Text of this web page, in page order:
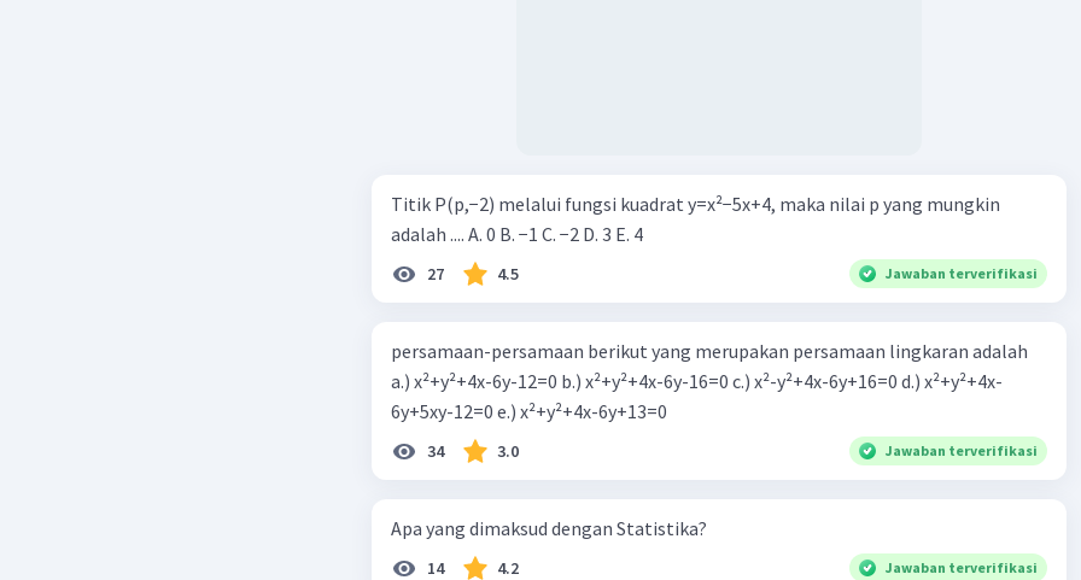
Titik P(p,−2) melalui fungsi kuadrat y=x²−5x+4, maka nilai p yang mungkin
adalah .... A. 0 B. −1 C. −2 D. 3 E. 4
27 4.5 Jawaban terverifikasi
persamaan-persamaan berikut yang merupakan persamaan lingkaran adalah
a.) x²+y²+4x-6y-12=0 b.) x²+y²+4x-6y-16=0 c.) x²-y²+4x-6y+16=0 d.) x²+y²+4x-
6y+5xy-12=0 e.) x²+y²+4x-6y+13=0
34 3.0 Jawaban terverifikasi
Apa yang dimaksud dengan Statistika?
14 4.2 Jawaban terverifikasi